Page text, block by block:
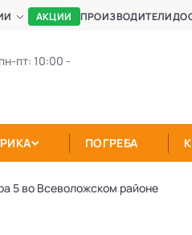
АКЦИИ ПРОИЗВОДИТЕЛИ
пт: 10:00 -
ПОГРЕБА
5 во Всеволожском районе